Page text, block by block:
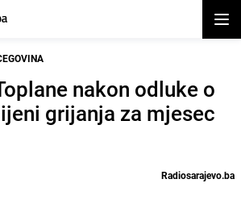
nakon odluke o
grijanja za mjesec
Radiosarajevo.ba